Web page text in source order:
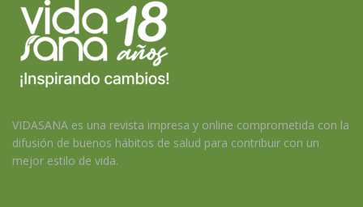
VIDASANA es una revista impresa y online comprometida con la
difusión de buenos hábitos de salud para contribuir con un
mejor estilo de vida.